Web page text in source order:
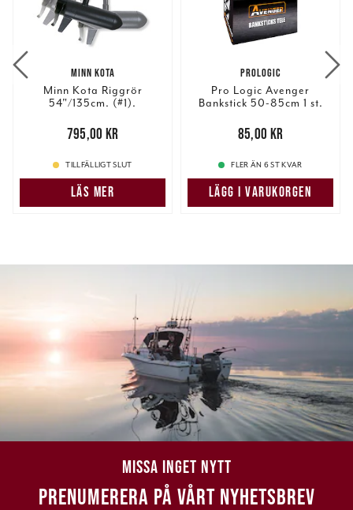
MINN KOTA
Minn Kota Riggrör
54"/135cm. (#1).
795,00 kr
795,00 kr
TILLFÄLLIGT SLUT
LÄS MER
PROLOGIC
Pro Logic Avenger
Bankstick 50-85cm 1 st.
85,00 kr
85,00 kr
FLER ÄN 6 ST KVAR
LÄGG I VARUKORGEN
MISSA INGET NYTT
PRENUMERERA PÅ VÅRT NYHETSBREV